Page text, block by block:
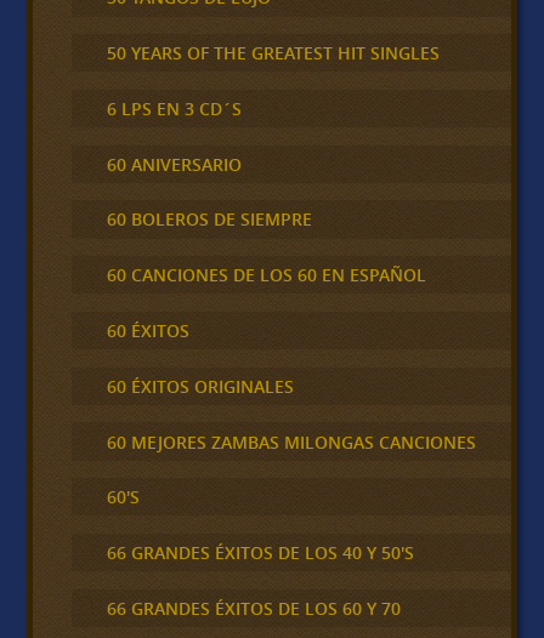
50 YEARS OF THE GREATEST HIT SINGLES
6 LPS EN 3 CD´S
60 ANIVERSARIO
60 BOLEROS DE SIEMPRE
60 CANCIONES DE LOS 60 EN ESPAÑOL
60 ÉXITOS
60 ÉXITOS ORIGINALES
60 MEJORES ZAMBAS MILONGAS CANCIONES
60'S
66 GRANDES ÉXITOS DE LOS 40 Y 50'S
66 GRANDES ÉXITOS DE LOS 60 Y 70